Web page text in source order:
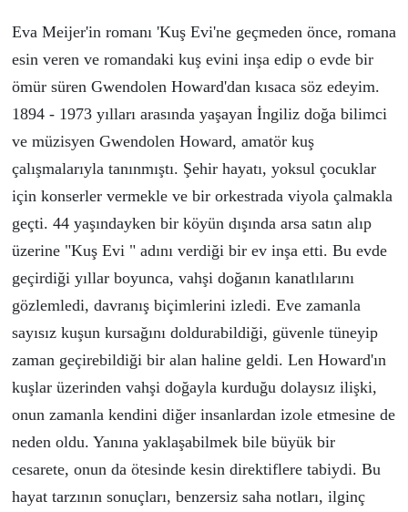
Eva Meijer'in romanı 'Kuş Evi'ne geçmeden önce, romana
esin veren ve romandaki kuş evini inşa edip o evde bir
ömür süren Gwendolen Howard'dan kısaca söz edeyim.
1894 - 1973 yılları arasında yaşayan İngiliz doğa bilimci
ve müzisyenGwendolen Howard, amatör kuş
çalışmalarıyla tanınmıştı. Şehir hayatı, yoksul çocuklar
için konserler vermekle ve bir orkestrada viyola çalmakla
geçti. 44 yaşındayken bir köyün dışında arsa satın alıp
üzerine "Kuş Evi " adını verdiği bir ev inşa etti. Bu evde
geçirdiği yıllar boyunca, vahşi doğanın kanatlılarını
gözlemledi, davranış biçimlerini izledi. Eve zamanla
sayısız kuşun kursağını doldurabildiği, güvenle tüneyip
zaman geçirebildiği bir alan haline geldi. Len Howard'ın
kuşlar üzerinden vahşi doğayla kurduğu dolaysız ilişki,
onun zamanla kendini diğer insanlardan izole etmesine de
neden oldu. Yanına yaklaşabilmek bile büyük bir
cesarete, onun da ötesinde kesin direktiflere tabiydi. Bu
hayat tarzının sonuçları, benzersiz saha notları, ilginç